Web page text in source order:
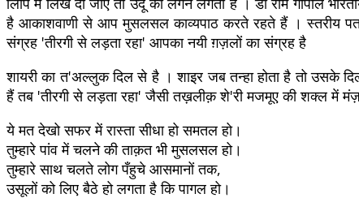
है आकाशवाणी से आप मुसलसल काव्यपाठ करते रहते हैं । स्तरीय
संग्रह 'तीरगी से लड़ता रहा' आपका नयी ग़ज़लों का संग्रह है
शायरी का त'अल्लुक दिल से है । शाइर जब तन्हा होता है तो
हैं तब 'तीरगी से लड़ता रहा' जैसी तख़लीक़ शे'री मजमूए की शक्ल में
ये मत देखो सफर में रास्ता सीधा हो समतल हो।
तुम्हारे पांव में चलने की ताक़त भी मुसलसल हो।
तुम्हारे साथ चलते लोग पँहुचे आसमानों तक,
उसूलों को लिए बैठे हो लगता है कि पागल हो।